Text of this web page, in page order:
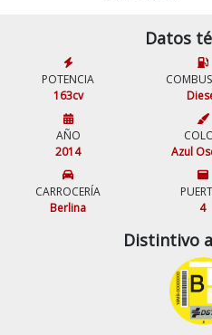
Datos
POTENCIA
163cv
AÑO
2014
Azul
CARROCERÍA
Berlina
4
Distintivo